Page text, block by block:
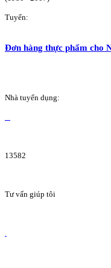
Tuyển:
Đơn hàng thực phẩm cho
Nhà tuyển dụng:
13582
Tư vấn giúp tôi